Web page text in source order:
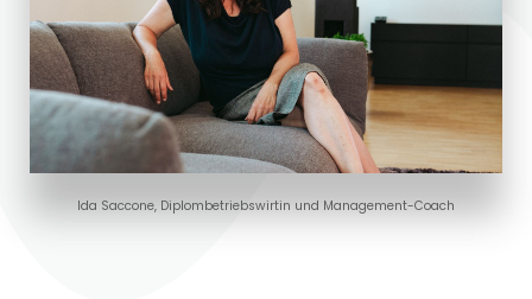
Ida Saccone, Diplombetriebswirtin und Management-Coach